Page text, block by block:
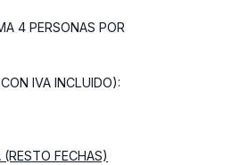
4 PERSONAS POR
IVA INCLUIDO):
FECHAS)